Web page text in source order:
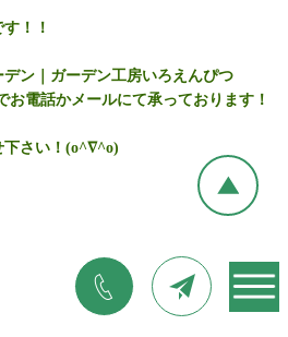
！！
デン｜ガーデン工房いろえんぴつ
お電話かメールにて承っております！
下さい！(o^∇^o)